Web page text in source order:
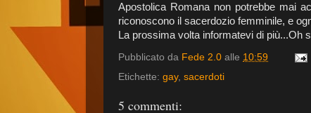
Apostolica Romana non potrebbe mai
riconoscono il sacerdozio femminile, e
La prossima volta informatevi di più...Oh
Pubblicato da Fede 2.0 alle 10:59
Etichette: gay, sacerdoti
5 commenti: